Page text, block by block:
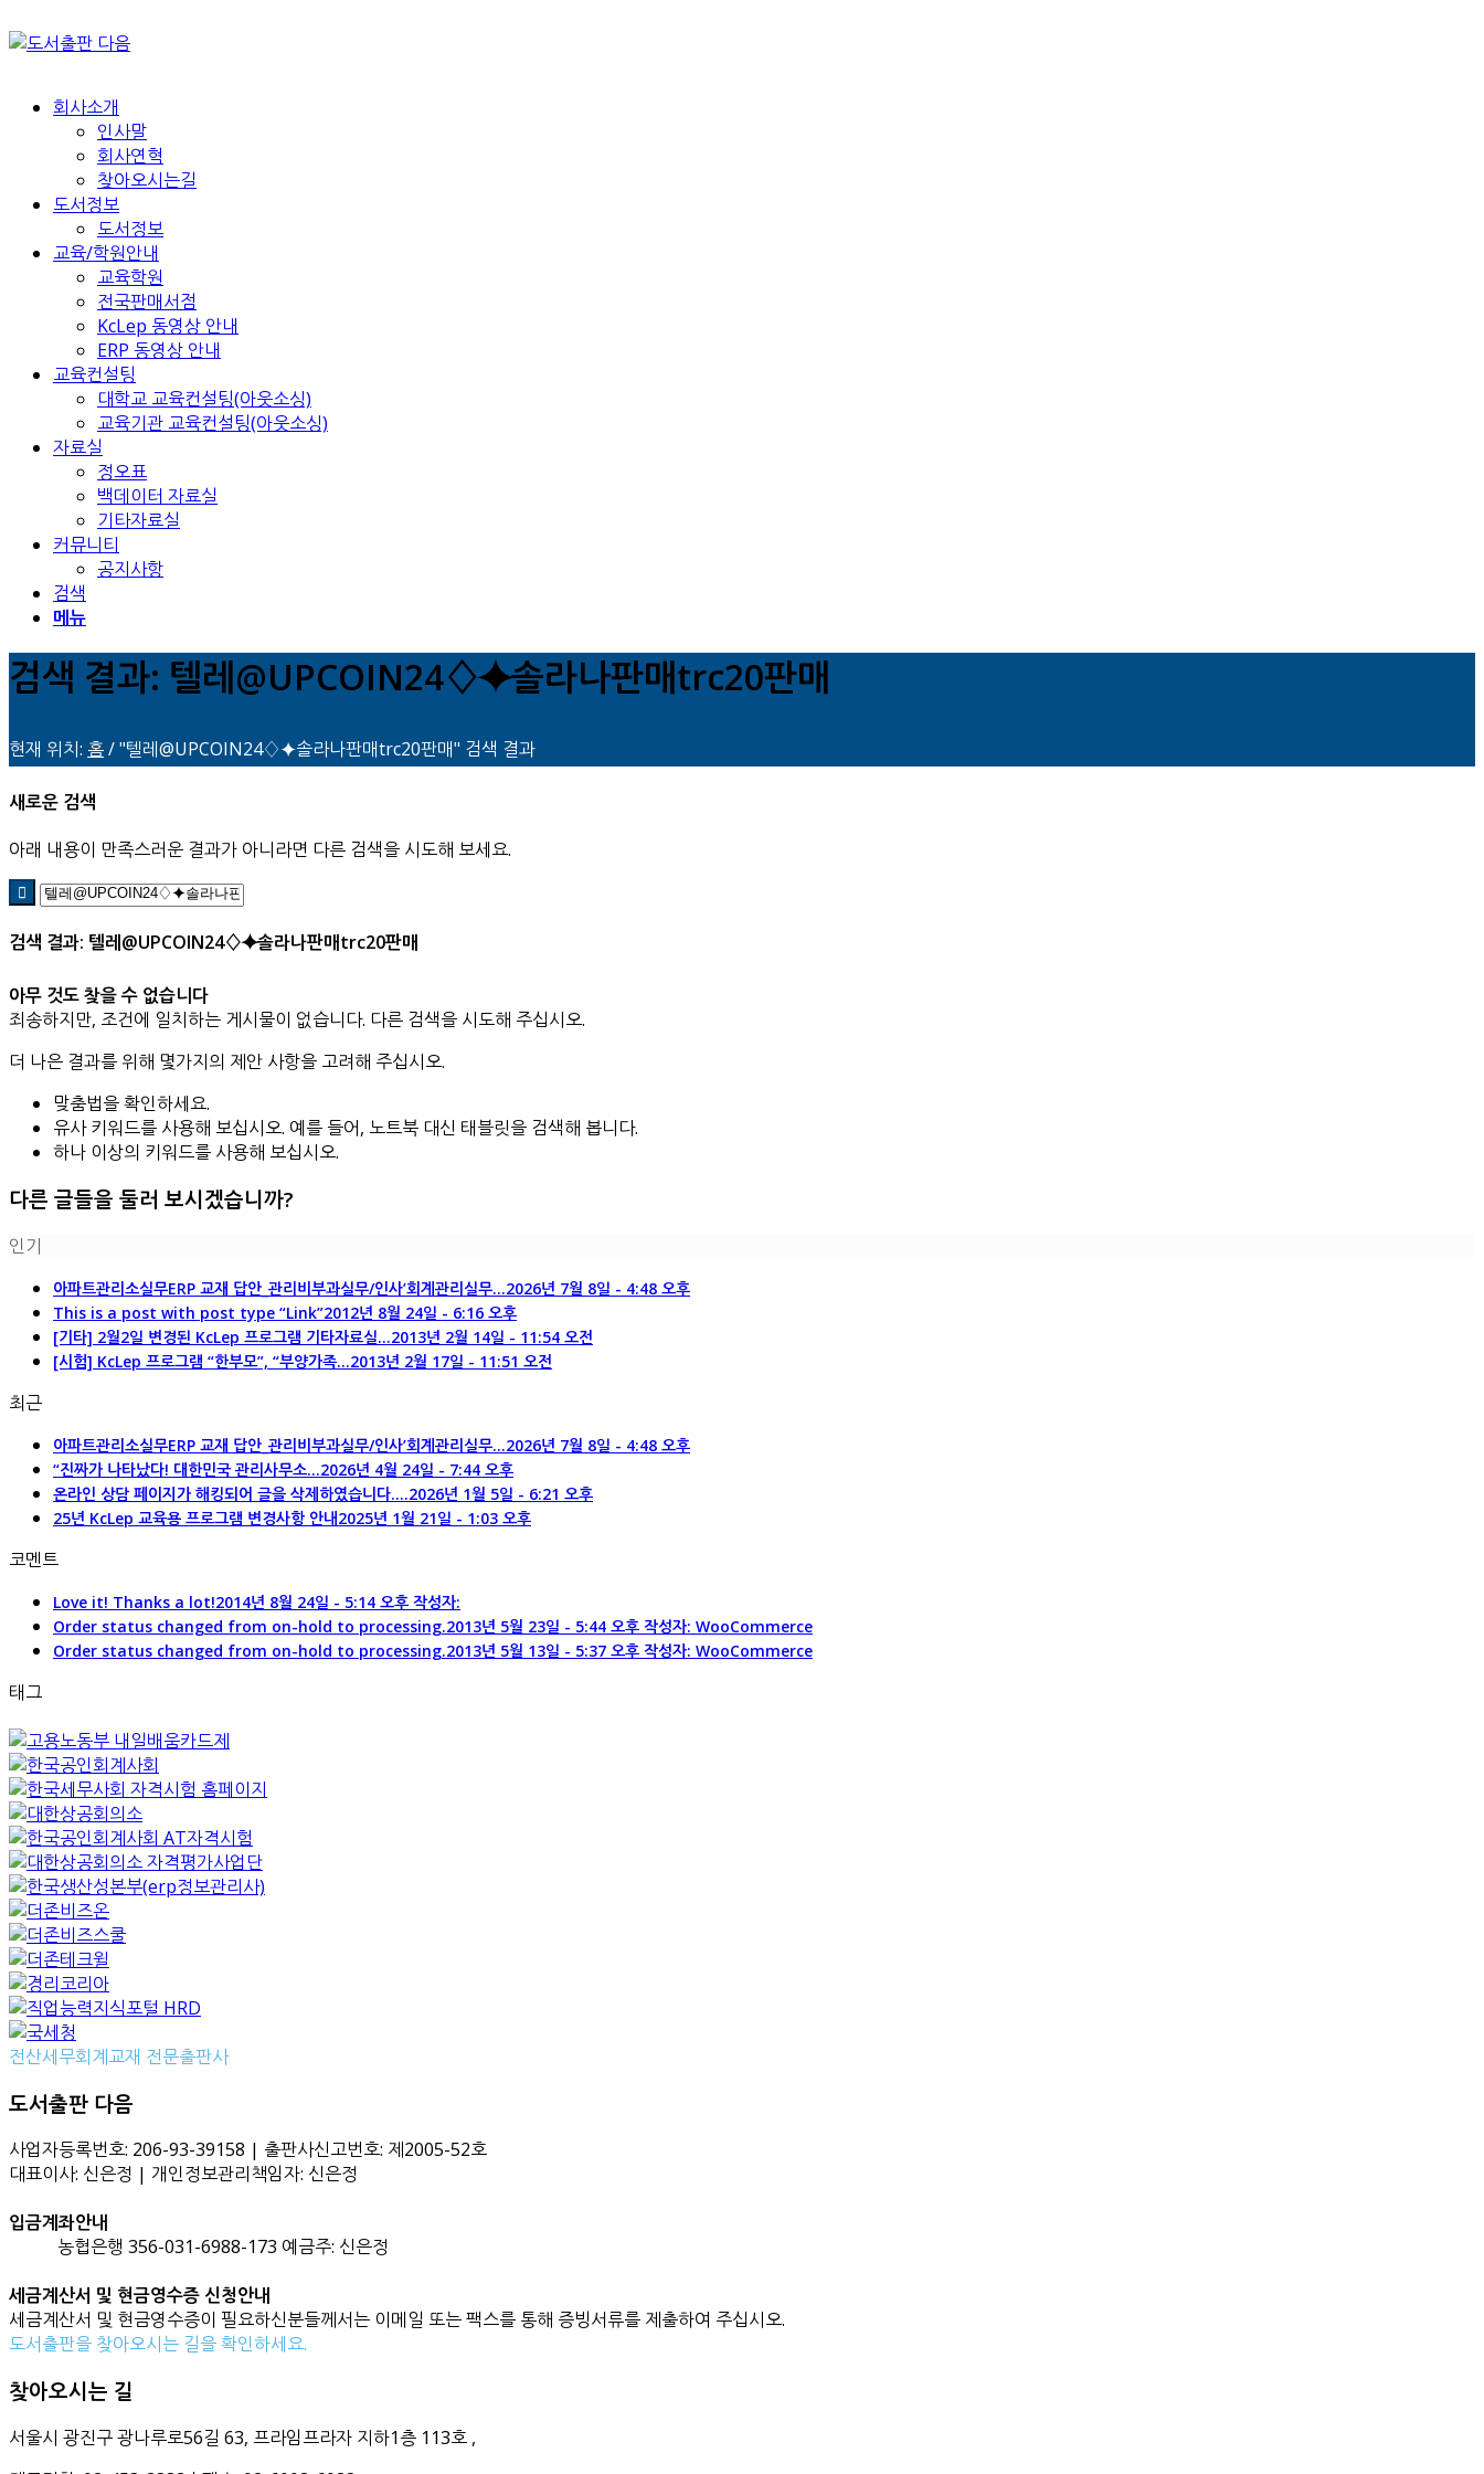
회사소개
인사말
회사연혁
찾아오시는길
도서정보
도서정보
교육/학원안내
교육학원
전국판매서점
KcLep 동영상 안내
ERP 동영상 안내
교육컨설팅
대학교 교육컨설팅(아웃소싱)
교육기관 교육컨설팅(아웃소싱)
자료실
정오표
백데이터 자료실
기타자료실
커뮤니티
공지사항
검색
메뉴
검색 결과: 텔레@UPCOIN24♢⯌솔라나판매trc20판매
현재 위치: 홈/"텔레@UPCOIN24♢⯌솔라나판매trc20판매" 검색 결과
새로운 검색
아래 내용이 만족스러운 결과가 아니라면 다른 검색을 시도해 보세요.
검색 결과: 텔레@UPCOIN24♢⯌솔라나판매trc20판매
아무 것도 찾을 수 없습니다
죄송하지만, 조건에 일치하는 게시물이 없습니다. 다른 검색을 시도해 주십시오.
더 나은 결과를 위해 몇가지의 제안 사항을 고려해 주십시오.
맞춤법을 확인하세요.
유사 키워드를 사용해 보십시오. 예를 들어, 노트북 대신 태블릿을 검색해 봅니다.
하나 이상의 키워드를 사용해 보십시오.
다른 글들을 둘러 보시겠습니까?
인기
아파트관리소실무ERP 교재 답안_관리비부과실무/인사’회계관리실무...2026년 7월 8일 - 4:48 오후
This is a post with post type “Link”2012년 8월 24일 - 6:16 오후
[기타] 2월2일 변경된 KcLep 프로그램 기타자료실...2013년 2월 14일 - 11:54 오전
[시험] KcLep 프로그램 “한부모”, “부양가족...2013년 2월 17일 - 11:51 오전
최근
아파트관리소실무ERP 교재 답안_관리비부과실무/인사’회계관리실무...2026년 7월 8일 - 4:48 오후
“진짜가 나타났다! 대한민국 관리사무소...2026년 4월 24일 - 7:44 오후
온라인 상담 페이지가 해킹되어 글을 삭제하였습니다....2026년 1월 5일 - 6:21 오후
25년 KcLep 교육용 프로그램 변경사항 안내2025년 1월 21일 - 1:03 오후
코멘트
Love it! Thanks a lot!2014년 8월 24일 - 5:14 오후 작성자:
Order status changed from on-hold to processing.2013년 5월 23일 - 5:44 오후 작성자: WooCommerce
Order status changed from on-hold to processing.2013년 5월 13일 - 5:37 오후 작성자: WooCommerce
태그
전산세무회계교재 전문출판사
도서출판 다음
사업자등록번호: 206-93-39158 | 출판사신고번호: 제2005-52호
대표이사: 신은정 | 개인정보관리책임자: 신은정
입금계좌안내
농협은행 356-031-6988-173 예금주: 신은정
세금계산서 및 현금영수증 신청안내
세금계산서 및 현금영수증이 필요하신분들께서는 이메일 또는 팩스를 통해 증빙서류를 제출하여 주십시오.
도서출판을 찾아오시는 길을 확인하세요.
찾아오시는 길
서울시 광진구 광나루로56길 63, 프라임프라자 지하1층 113호 ,